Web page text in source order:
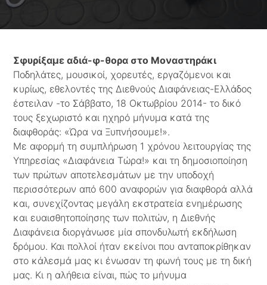
Σφυρίξαμε αδιά-φ-θορα στο Μοναστηράκι
Ποδηλάτες, μουσικοί, χορευτές, εργαζόμενοι και
κυρίως, εθελοντές της Διεθνούς Διαφάνειας-Ελλάδος
έστειλαν -το Σάββατο, 18 Οκτωβρίου 2014- το δικό
τους ξεχωριστό και ηχηρό μήνυμα κατά της
διαφθοράς: «Ώρα να Ξυπνήσουμε!».
Με αφορμή τη συμπλήρωση 1 χρόνου λειτουργίας της
Υπηρεσίας «Διαφάνεια Τώρα!» και τη δημοσιοποίηση
των πρώτων αποτελεσμάτων με την υποδοχή
περισσότερων από 600 αναφορών για διαφθορά αλλά
και, συνεχίζοντας μεγάλη εκστρατεία ενημέρωσης
και ευαισθητοποίησης των πολιτών, η Διεθνής
Διαφάνεια διοργάνωσε μία σπονδυλωτή εκδήλωση
δρόμου. Και πολλοί ήταν εκείνοι που ανταποκρίθηκαν
στο κάλεσμά μας κι ένωσαν τη φωνή τους με τη δική
μας. Κι η αλήθεια είναι, πώς το μήνυμα